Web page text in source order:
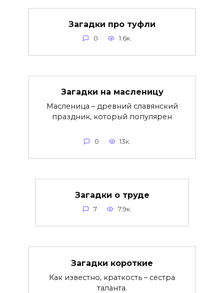
Загадки про туфли
0 1.6к.
Загадки на масленицу
Масленица – древний славянский
праздник, который популярен
0 13к.
Загадки о труде
7 7.9к.
Загадки короткие
Как известно, краткость – сестра
таланта.